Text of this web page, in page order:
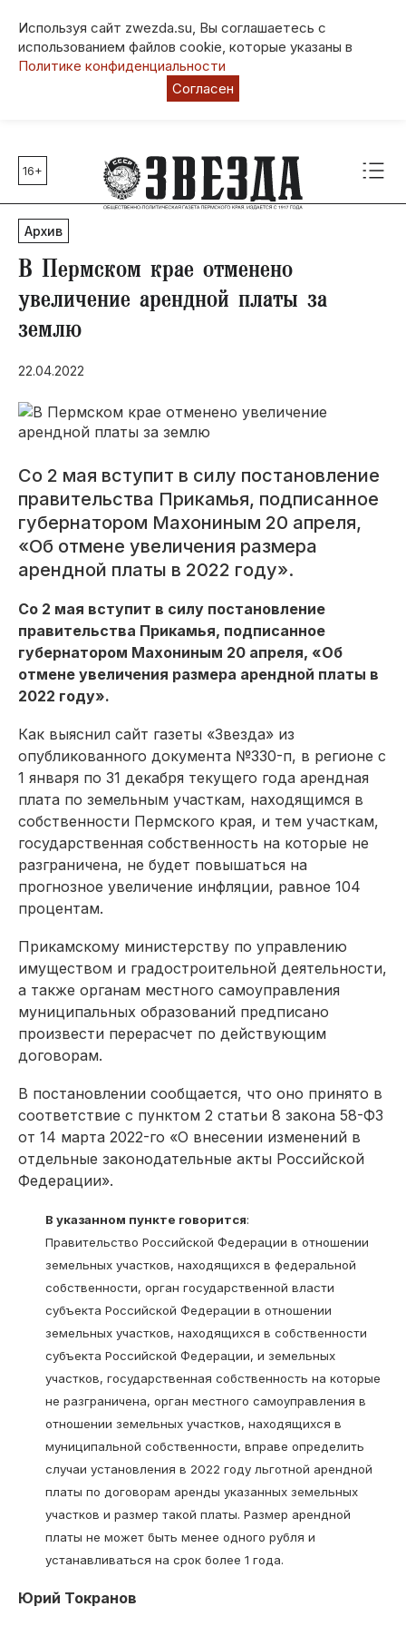
Используя сайт zwezda.su, Вы соглашаетесь с
использованием файлов cookie, которые указаны в
Политике конфиденциальности
Согласен
Главные темы
80 лет Победы
Молодежная столица РФ
СВО
Социальная поддержка
Инфраструктура
Благоустройство
16+
Архив
В Пермском крае отменено
увеличение арендной платы за
землю
22.04.2022
Со 2 мая вступит в силу постановление
правительства Прикамья, подписанное
губернатором Махониным 20 апреля,
«Об отмене увеличения размера
арендной платы в 2022 году».
Со 2 мая вступит в силу постановление
правительства Прикамья, подписанное
губернатором Махониным 20 апреля, «Об
отмене увеличения размера арендной платы в
2022 году».
Как выяснил сайт газеты «Звезда» из
опубликованного документа №330-п, в регионе с
1 января по 31 декабря текущего года арендная
плата по земельным участкам, находящимся в
собственности Пермского края, и тем участкам,
государственная собственность на которые не
разграничена, не будет повышаться на
прогнозное увеличение инфляции, равное 104
процентам.
Прикамскому министерству по управлению
имуществом и градостроительной деятельности,
а также органам местного самоуправления
муниципальных образований предписано
произвести перерасчет по действующим
договорам.
В постановлении сообщается, что оно принято в
соответствие с пунктом 2 статьи 8 закона 58-ФЗ
от 14 марта 2022-го «О внесении изменений в
отдельные законодательные акты Российской
Федерации».
В указанном пункте говорится:
Правительство Российской Федерации в отношении
земельных участков, находящихся в федеральной
собственности, орган государственной власти
субъекта Российской Федерации в отношении
земельных участков, находящихся в собственности
субъекта Российской Федерации, и земельных
участков, государственная собственность на которые
не разграничена, орган местного самоуправления в
отношении земельных участков, находящихся в
муниципальной собственности, вправе определить
случаи установления в 2022 году льготной арендной
платы по договорам аренды указанных земельных
участков и размер такой платы. Размер арендной
платы не может быть менее одного рубля и
устанавливаться на срок более 1 года.
Юрий Токранов